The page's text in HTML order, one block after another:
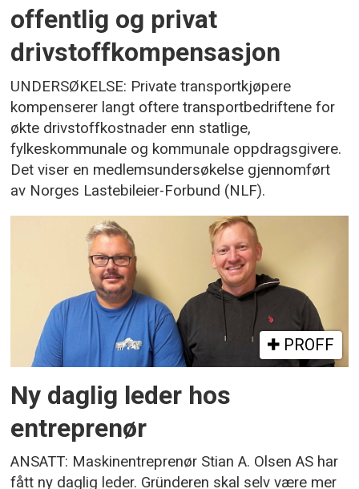
offentlig og privat
drivstoffkompensasjon
UNDERSØKELSE: Private transportkjøpere
kompenserer langt oftere transportbedriftene for
økte drivstoffkostnader enn statlige,
fylkeskommunale og kommunale oppdragsgivere.
Det viser en medlemsundersøkelse gjennomført
av Norges Lastebileier-Forbund (NLF).
PROFF
Ny daglig leder hos
entreprenør
ANSATT: Maskinentreprenør Stian A. Olsen AS har
fått ny daglig leder. Gründeren skal selv være mer